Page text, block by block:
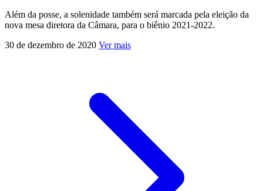
Além da posse, a solenidade também será marcada pela eleição da
nova mesa diretora da Câmara, para o biênio 2021-2022.
30 de dezembro de 2020 Ver mais